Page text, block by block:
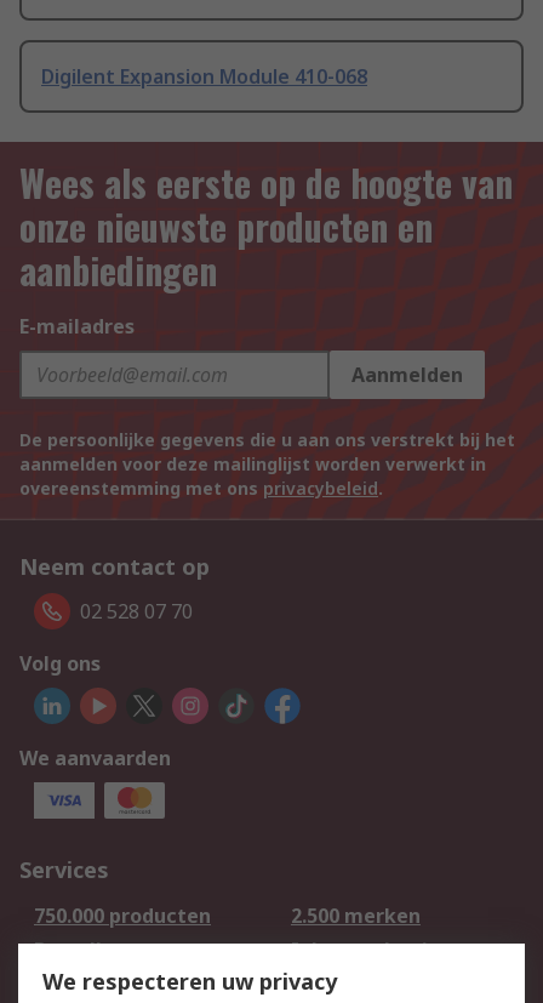
Digilent Expansion Module 410-068
Wees als eerste op de hoogte van
onze nieuwste producten en
aanbiedingen
E-mailadres
Aanmelden
De persoonlijke gegevens die u aan ons verstrekt bij het
aanmelden voor deze mailinglijst worden verwerkt in
overeenstemming met ons privacybeleid.
Neem contact op
02 528 07 70
Volg ons
We aanvaarden
Services
750.000 producten
2.500 merken
Bestellen
Inkoopoplossingen
Retouren
Technisch advies
We respecteren uw privacy